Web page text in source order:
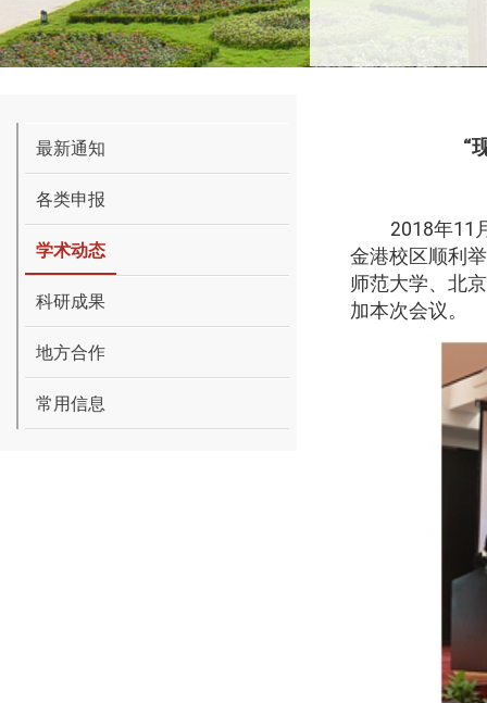
最新通知
各类申报
学术动态
科研成果
地方合作
常用信息
“
2018年11
金港校区顺利
师范大学、北
加本次会议。